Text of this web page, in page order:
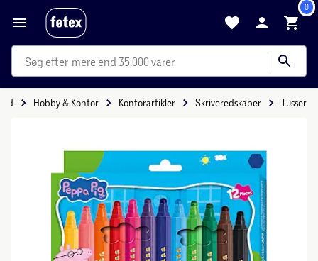
0
mere end 35.000 varer
Hobby & Kontor Kontorartikler Skriveredskaber Tusser